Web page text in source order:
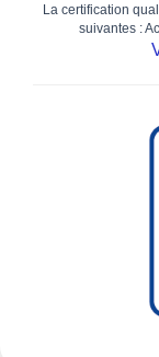
La certification
suivantes :